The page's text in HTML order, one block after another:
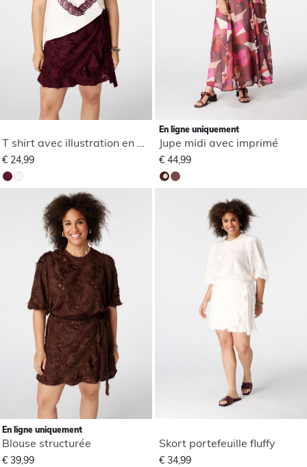
T shirt avec illustration en dentelle
€ 24,99
En ligne uniquement
Jupe midi avec imprimé
€ 44,99
En ligne uniquement
Blouse structurée
€ 39,99
Skort portefeuille fluffy
€ 34,99